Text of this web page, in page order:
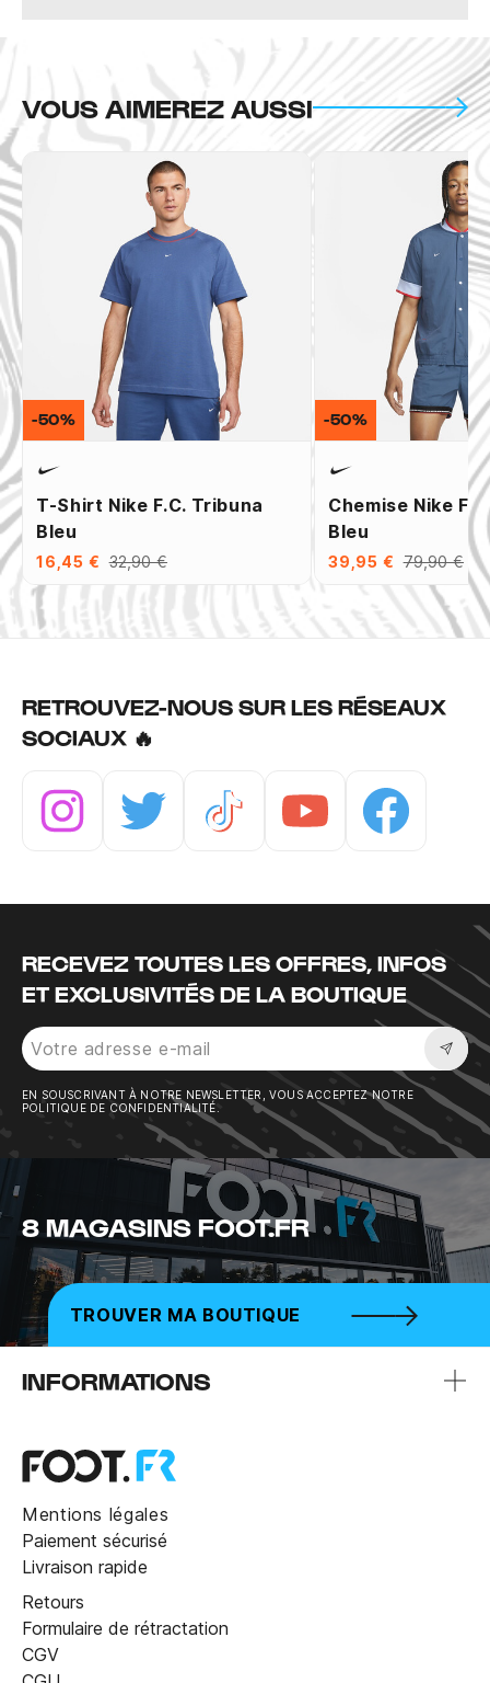
VOUS AIMEREZ AUSSI
T-Shirt Nike F.C. Tribuna
Bleu
16,45 € 32,90 €
-50%
Chemise Nike
Bleu
39,95 € 79,90 €
-50%
RETROUVEZ-NOUS SUR LES RÉSEAUX
SOCIAUX 🔥
RECEVEZ TOUTES LES OFFRES, INFOS
ET EXCLUSIVITÉS DE LA BOUTIQUE
EN SOUSCRIVANT À NOTRE NEWSLETTER, VOUS ACCEPTEZ NOTRE
POLITIQUE DE CONFIDENTIALITÉ.
8 MAGASINS FOOT.FR
TROUVER MA BOUTIQUE
INFORMATIONS
Mentions légales
Paiement sécurisé
Livraison rapide
Retours
Formulaire de rétractation
CGV